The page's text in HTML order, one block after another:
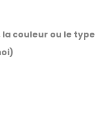
couleur ou le type